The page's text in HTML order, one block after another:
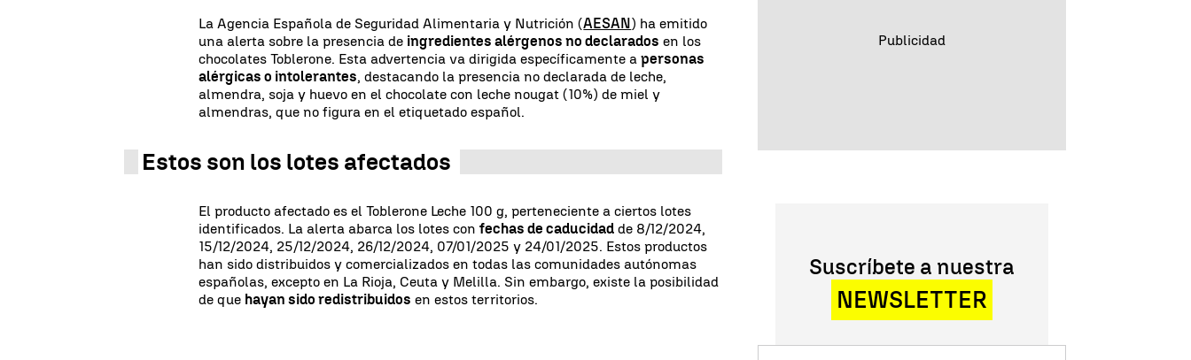
La Agencia Española de Seguridad Alimentaria y Nutrición (AESAN) ha emitido
una alerta sobre la presencia de ingredientes alérgenos no declarados en los
chocolates Toblerone. Esta advertencia va dirigida específicamente apersonas
alérgicas o intolerantes, destacando la presencia no declarada de leche,
almendra, soja y huevo en el chocolate con leche nougat (10%) de miel y
almendras, que no figura en el etiquetado español.
Estos son los lotes afectados
El producto afectado es el Toblerone Leche 100 g, perteneciente a ciertos lotes
identificados. La alerta abarca los lotes confechas de caducidad de 8/12/2024,
15/12/2024, 25/12/2024, 26/12/2024, 07/01/2025 y 24/01/2025. Estos productos
han sido distribuidos y comercializados en todas las comunidades autónomas
españolas, excepto en La Rioja, Ceuta y Melilla. Sin embargo, existe la posibilidad
de que hayan sido redistribuidos en estos territorios.
Suscríbete a nuestra
NEWSLETTER